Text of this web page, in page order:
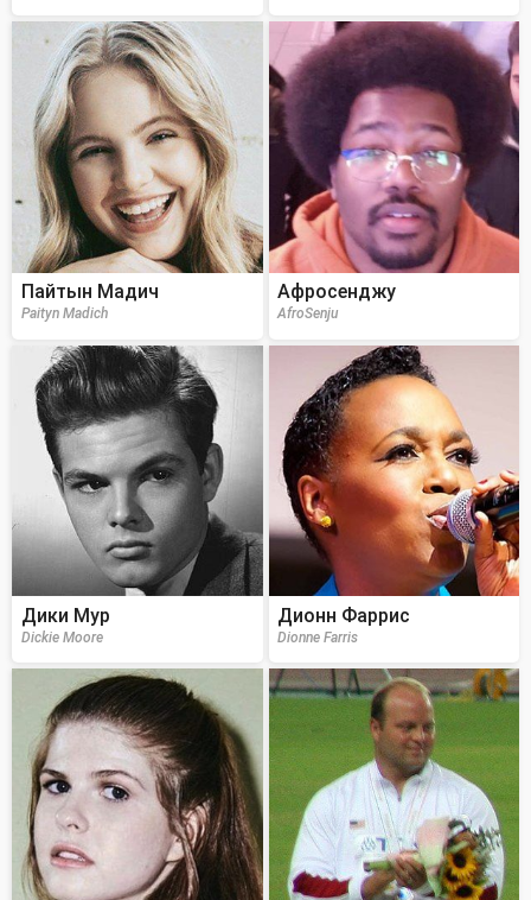
Пайтын Мадич
Paityn Madich
Афросенджу
AfroSenju
Дики Мур
Dickie Moore
Дионн Фаррис
Dionne Farris